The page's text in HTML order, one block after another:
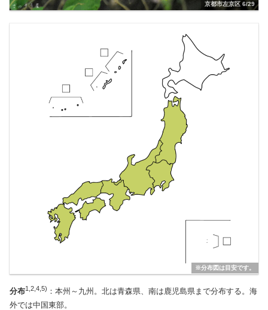
京都市左京区 6/29
※分布図は目安です。
分布1,2,4,5) ：本州～九州。北は青森県、南は鹿児島県まで分布する。海
外では中国東部。